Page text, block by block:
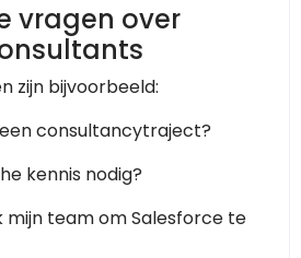
vragen over
zijn bijvoorbeeld:
consultancytraject?
kennis nodig?
mijn team om Salesforce te